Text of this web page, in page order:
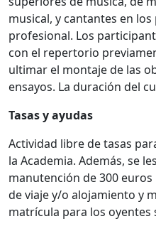
musical, y cantantes en
profesional. Los
con el repertorio
ultimar el montaje de las
ensayos. La duración del
Tasas y ayudas
Actividad libre de tasas
la Academia. Además, se
manutención de 300
de viaje y/o alojamiento y
matrícula para los oyentes